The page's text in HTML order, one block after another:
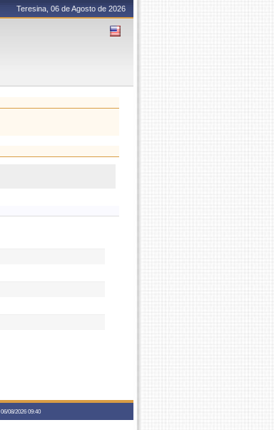
Teresina, 06 de Agosto de 2026
06/08/2026 09:40